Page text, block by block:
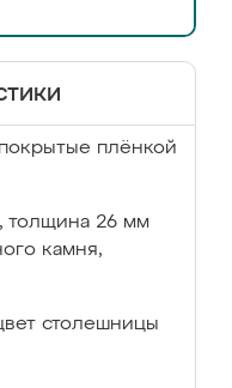
плёнкой
толщина 26 мм
камня,
столешницы